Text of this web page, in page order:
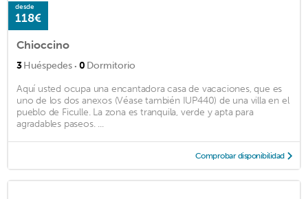
desde
118€
Chioccino
3Huéspedes · 0 Dormitorio
Aquí usted ocupa una encantadora casa de vacaciones, que es
uno de los dos anexos (Véase también IUP440) de una villa en el
pueblo de Ficulle. La zona es tranquila, verde y apta para
agradables paseos. ...
Comprobar disponibilidad